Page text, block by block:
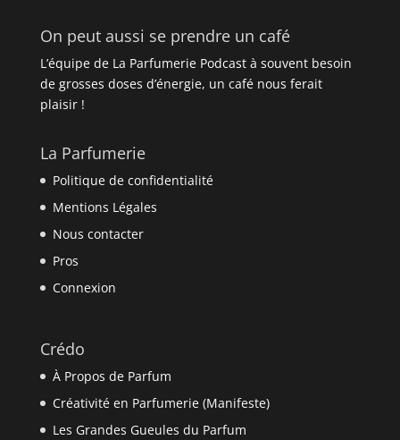
On peut aussi se prendre un café
L’équipe de La Parfumerie Podcast à souvent besoin
de grosses doses d’énergie, un café nous ferait
plaisir !
La Parfumerie
Politique de confidentialité
Mentions Légales
Nous contacter
Pros
Connexion
Crédo
À Propos de Parfum
Créativité en Parfumerie (Manifeste)
Les Grandes Gueules du Parfum